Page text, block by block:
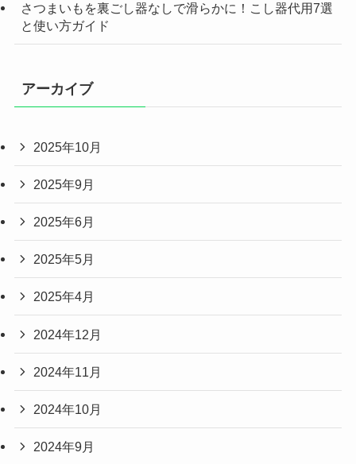
さつまいもを裏ごし器なしで滑らかに！こし器代用7選
と使い方ガイド
アーカイブ
2025年10月
2025年9月
2025年6月
2025年5月
2025年4月
2024年12月
2024年11月
2024年10月
2024年9月